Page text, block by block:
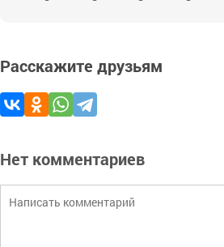
Расскажите друзьям
Нет комментариев